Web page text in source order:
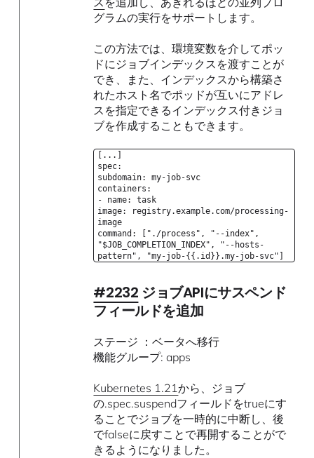
グラムの実行をサポートします。
この方法では、環境変数を介してポッ
ドにジョブインデックスを渡すことが
でき、また、インデックスから構築さ
れたホスト名でポッドが互いにアドレ
スを指定できるインデックス付きジョ
ブを作成することもできます。
[...]
spec:
subdomain: my-job-svc
containers:
- name: task
image: registry.example.com/processing-
image
command: ["./process", "--index",
"$JOB_COMPLETION_INDEX", "--hosts-
pattern", "my-job-{{.id}}.my-job-svc"]
#2232 ジョブAPIにサスペンド
フィールドを追加
ステージ ：ベータへ移行
機能グループ: apps
Kubernetes 1.21から、ジョブ
の.spec.suspendフィールドをtrueにす
ることでジョブを一時的に中断し、後
でfalseに戻すことで再開することがで
きるようになりました。